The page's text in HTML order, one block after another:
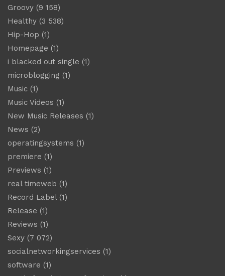
Groovy (9 158)
Healthy (3 538)
Hip-Hop (1)
Homepage (1)
i blacked out single (1)
microblogging (1)
Music (1)
Music Videos (1)
New Music Releases (1)
News (2)
operatingsystems (1)
premiere (1)
Previews (1)
real timeweb (1)
Record Label(1)
Release (1)
Reviews (1)
Sexy (7 072)
socialnetworkingservices (1)
software (1)